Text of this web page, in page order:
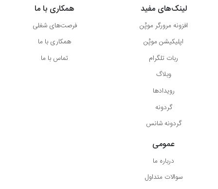
لینک‌های مفید
افزونه مرورگر موپُن
اپلیکیشن موپُن
ربات تلگرام
وبلاگ
رویدادها
گردونه
گردونه شانس
همکاری با ما
فرصت‌های شغلی
همکاری با ما
تماس با ما
عمومی
درباره ما
سوالات متداول